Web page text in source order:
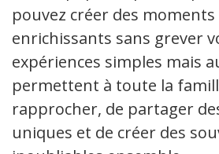
pouvez créer des
enrichissants sans grever
expériences simples mais
permettent à toute la
rapprocher, de partager
uniques et de créer des